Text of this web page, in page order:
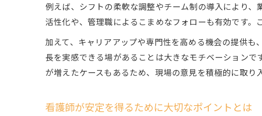
茨
例えば、シフトの柔軟な調整やチーム制の導入により
活性化や、管理職によるこまめなフォローも有効です。
加えて、キャリアアップや専門性を高める機会の提供
長を実感できる場があることは大きなモチベーション
が増えたケースもあるため、現場の意見を積極的に取り
看護師が安定を得るために大切なポイントとは